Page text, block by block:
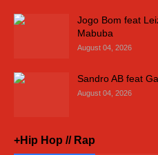
Jogo Bom feat
Mabuba
August 04, 2026
Sandro AB feat
August 04, 2026
+Hip Hop // Rap